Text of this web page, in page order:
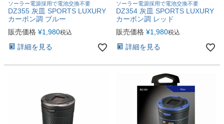
ソーラー電源採用で電池交換不要
DZ355 灰皿 SPORTS LUXURY
カーボン調 ブルー
販売価格 ¥1,980税込
詳細を見る
ソーラー電源採用で電池交換不要
DZ354 灰皿 SPORTS LUXURY
カーボン調 レッド
販売価格 ¥1,980税込
詳細を見る